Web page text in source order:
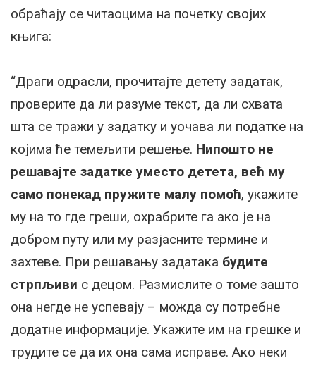
обраћају се читаоцима на почетку својих
књига:
“Драги одрасли, прочитајте детету задатак,
проверите да ли разуме текст, да ли схвата
шта се тражи у задатку и уочава ли податке на
којима ће темељити решење. Нипошто не
решавајте задатке уместо детета, већ му
само понекад пружите малу помоћ, укажите
му на то где греши, охрабрите га ако је на
добром путу или му разјасните термине и
захтеве. При решавању задатака будите
стрпљиви с децом. Размислите о томе зашто
она негде не успевају – можда су потребне
додатне информације. Укажите им на грешке и
трудите се да их она сама исправе. Ако неки